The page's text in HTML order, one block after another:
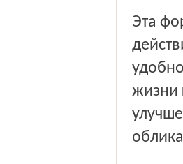
Эта форма работы оказывается для нашей местной
жизни